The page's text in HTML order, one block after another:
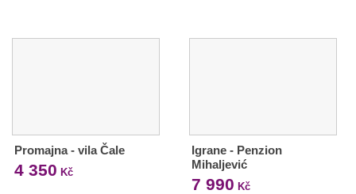
Promajna - vila Čale
4 350 Kč
Igrane - Penzion
Mihaljević
7 990 Kč